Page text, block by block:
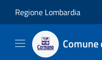
Regione Lombardia